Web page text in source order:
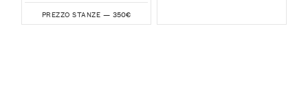
PREZZO STANZE — 350€